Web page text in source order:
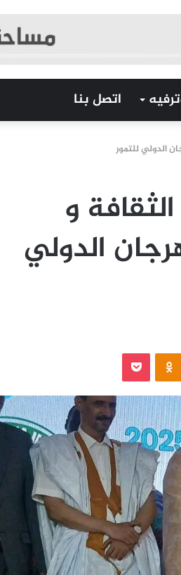
اتصل بنا
الدولي للتمور
و
الدولي